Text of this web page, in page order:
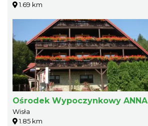
1.69 km
Ośrodek Wypoczynkowy ANNA
Wisła
1.85 km